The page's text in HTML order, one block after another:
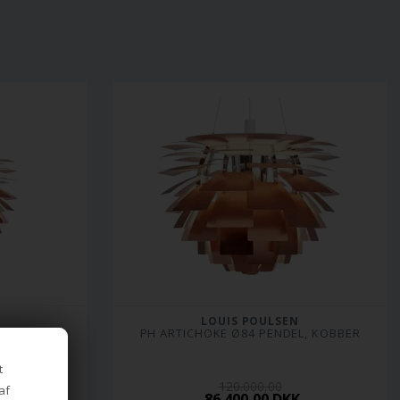
KOBBER
LOUIS POULSEN
PH ARTICHOKE Ø84 PENDEL, KOBBER